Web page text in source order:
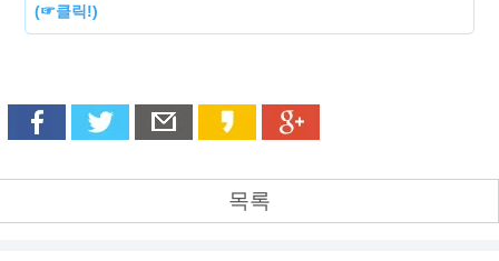
(☞클릭!)
목록